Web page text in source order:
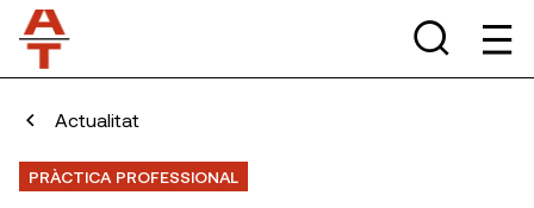
Actualitat
PRÀCTICA PROFESSIONAL